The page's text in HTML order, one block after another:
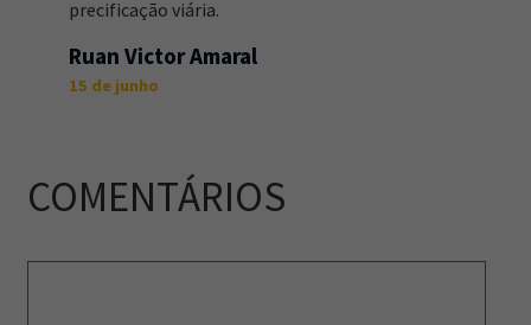
precificação viária.
Ruan Victor Amaral
15 de junho
COMENTÁRIOS